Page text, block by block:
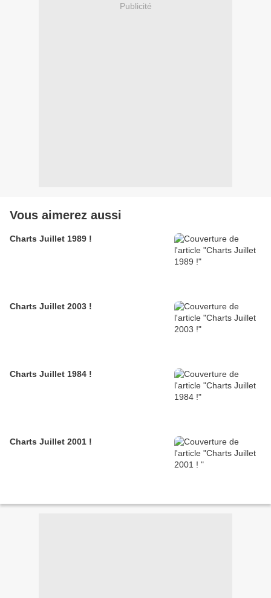
Publicité
Vous aimerez aussi
Charts Juillet 1989 !
Charts Juillet 2003 !
Charts Juillet 1984 !
Charts Juillet 2001 !